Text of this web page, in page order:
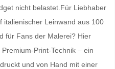
nicht belastet.Für Liebhaber
italienischer Leinwand aus 100
für Fans der Malerei? Hier
Print-Technik – ein
und von Hand mit einer